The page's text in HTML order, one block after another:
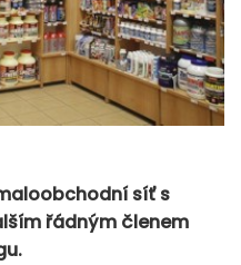
síť s
řádným členem